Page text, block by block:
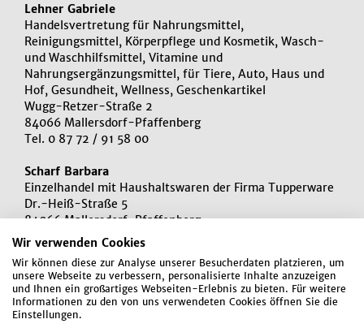
Wir verwenden Cookies
Wir können diese zur Analyse unserer Besucherdaten platzieren, um
unsere Webseite zu verbessern, personalisierte Inhalte anzuzeigen
und Ihnen ein großartiges Webseiten-Erlebnis zu bieten. Für weitere
Informationen zu den von uns verwendeten Cookies öffnen Sie die
Einstellungen.
Lehner Gabriele
Handelsvertretung für Nahrungsmittel,
Reinigungsmittel, Körperpflege und Kosmetik, Wasch-
und Waschhilfsmittel, Vitamine und
Nahrungsergänzungsmittel, für Tiere, Auto, Haus und
Hof, Gesundheit, Wellness, Geschenkartikel
Wugg-Retzer-Straße 2
84066 Mallersdorf-Pfaffenberg
Tel. 0 87 72 / 91 58 00
Scharf Barbara
Einzelhandel mit Haushaltswaren der Firma Tupperware
Dr.-Heiß-Straße 5
84066 Mallersdorf-Pfaffenberg
Tel. 0 87 72 / 80 31 50